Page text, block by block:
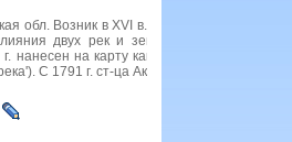
обл. Возник в XVI в. как казачий
двух рек и земля между ними);
нанесен на карту как Усть-Аксайский
С 1791 г. ст-ца Аксайская, с 1957 г. гор.